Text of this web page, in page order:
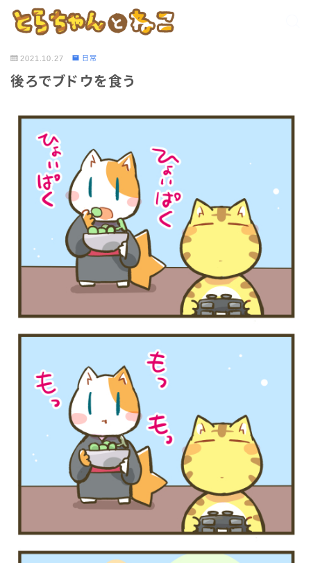
2021.10.27 日常
後ろでブドウを食う